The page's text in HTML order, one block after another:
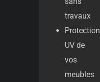
travaux
Protection
UV de
vos
meubles